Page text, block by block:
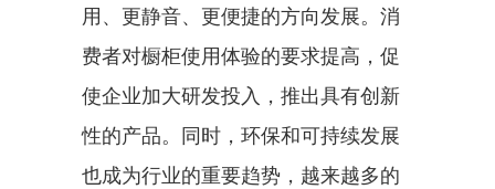
用、更静音、更便捷的方向发展。消
费者对橱柜使用体验的要求提高，促
使企业加大研发投入，推出具有创新
性的产品。同时，环保和可持续发展
也成为行业的重要趋势，越来越多的